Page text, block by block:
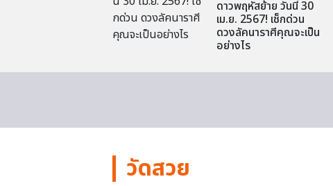
ดาวพฤหัสย้าย วันนี้ 30
เม.ย. 2567! เช็กด่วน
ดวงลัคนาราศีคุณจะเป็น
อย่างไร
วัดสวย